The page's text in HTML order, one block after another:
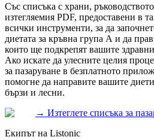
Със списъка с храни,
изтегляемия PDF, предоставени в
всички инструменти, за да
диетата за кръвна група А и да
които ще подкрепят вашите
Ако искате да улесните целия
за пазаруване в безплатното
помогне да направите вашите
бързи и лесни.
→ Изтеглете списъка за
Екипът на Listonic